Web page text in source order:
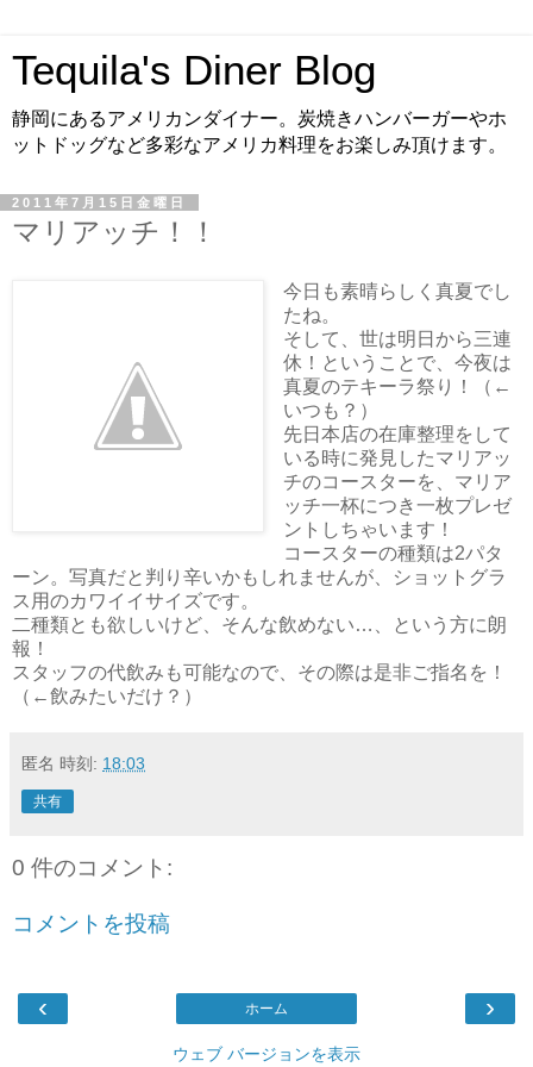
Tequila's Diner Blog
静岡にあるアメリカンダイナー。炭焼きハンバーガーやホ
ットドッグなど多彩なアメリカ料理をお楽しみ頂けます。
2011年7月15日金曜日
マリアッチ！！
今日も素晴らしく真夏でし
たね。
そして、世は明日から三連
休！ということで、今夜は
真夏のテキーラ祭り！（←
いつも？）
先日本店の在庫整理をして
いる時に発見したマリアッ
チのコースターを、マリア
ッチ一杯につき一枚プレゼ
ントしちゃいます！
コースターの種類は2パタ
ーン。写真だと判り辛いかもしれませんが、ショットグラ
ス用のカワイイサイズです。
二種類とも欲しいけど、そんな飲めない…、という方に朗
報！
スタッフの代飲みも可能なので、その際は是非ご指名を！
（←飲みたいだけ？）
匿名 時刻: 18:03
共有
0 件のコメント:
コメントを投稿
‹ ›
ホーム
ウェブ バージョンを表示